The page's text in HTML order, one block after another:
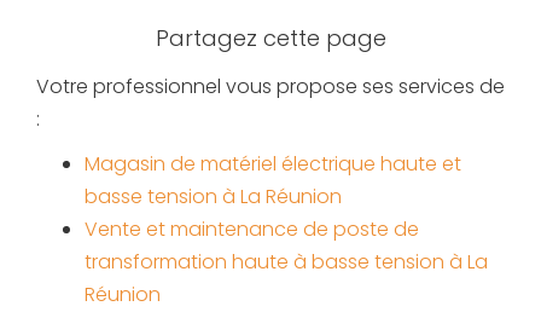
Votre professionnel vous propose ses services de
:
Magasin de matériel électrique haute et
basse tension à La Réunion
Vente et maintenance de poste de
transformation haute à basse tension à La
Réunion